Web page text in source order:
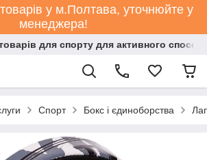
у м.Полтава, уточнюйте у
менеджера!
для спорту для активного
Спорт Бокс і єдиноборства